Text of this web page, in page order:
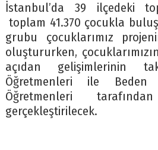
İstanbul’da 39 ilçedeki
toplam 41.370 çocukla
grubu çocuklarımız
oluştururken,
açıdan gelişimlerinin
Öğretmenleri ile
Öğretmenleri
gerçekleştirilecek.